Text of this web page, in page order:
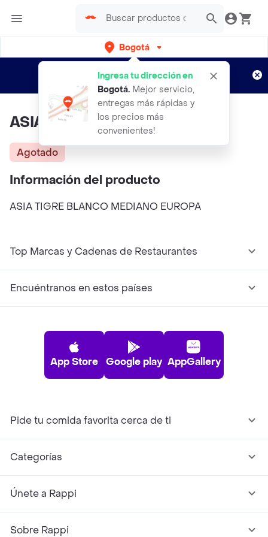
Bogotá
Ingresa tu dirección en
Bogotá. Mejor servicio,
entregas más rápidas y
los precios más
convenientes!
envíos gratis por semanas
Aplican TyC
ASIA TIGRE BLANC MED
Agotado
Información del producto
ASIA TIGRE BLANCO MEDIANO EUROPA
Top Marcas y Cadenas de Restaurantes
Encuéntranos en estos países
App Store Google play AppGallery
Pide tu comida favorita cerca de ti
Categorías
Únete a Rappi
Sobre Rappi